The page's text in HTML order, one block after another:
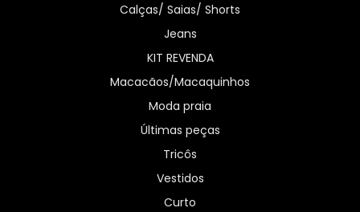
Calças/ Saias/ Shorts
Jeans
KIT REVENDA
Macacãos/Macaquinhos
Moda praia
Últimas peças
Tricôs
Vestidos
Curto